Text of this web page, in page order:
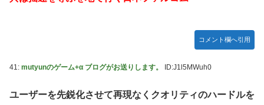
コメント欄へ引用
41: mutyunのゲーム+α ブログがお送りします。 ID:J1l5MWuh0
ユーザーを先鋭化させて再現なくクオリティのハードルを